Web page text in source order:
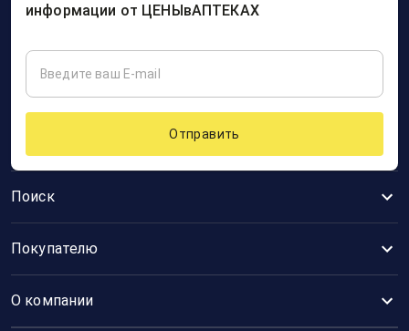
Поиск
Покупателю
О компании
информации от ЦЕНЫвАПТЕКАХ
Отправить